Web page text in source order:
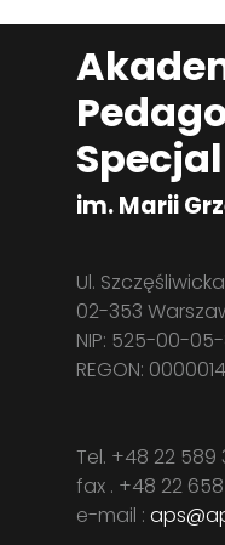
im. Marii
Ul.
02-353
NIP: 525-00-
REGON:
Tel. +48 22 589
fax . +48 22 658
e-mail :